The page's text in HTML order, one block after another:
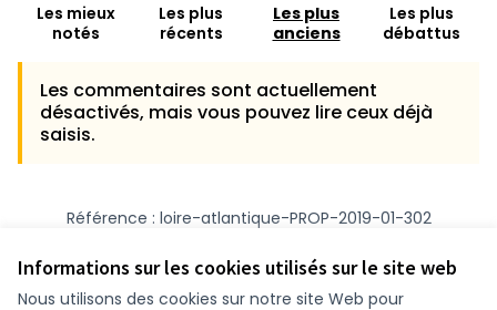
Informations sur les cookies utilisés sur le site web
Nous utilisons des cookies sur notre site Web pour
Les mieux
notés
Les plus
récents
Les plus
anciens
Les plus
débattus
Les commentaires sont actuellement
désactivés, mais vous pouvez lire ceux déjà
saisis.
Référence : loire-atlantique-PROP-2019-01-302
Vérifiez l'empreinte numérique